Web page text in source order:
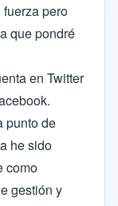
pero
que pondré
en Twitter
punto de
he sido
como
gestión y